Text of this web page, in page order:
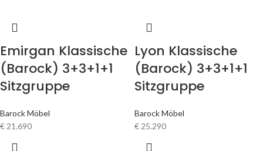
Emirgan Klassische
(Barock) 3+3+1+1
Sitzgruppe
Barock Möbel
€21.690
Lyon Klassische
(Barock) 3+3+1+1
Sitzgruppe
Barock Möbel
€25.290